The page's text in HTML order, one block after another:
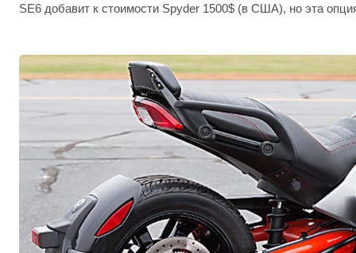
SE6 добавит к стоимости Spyder 1500$ (в США), но эта